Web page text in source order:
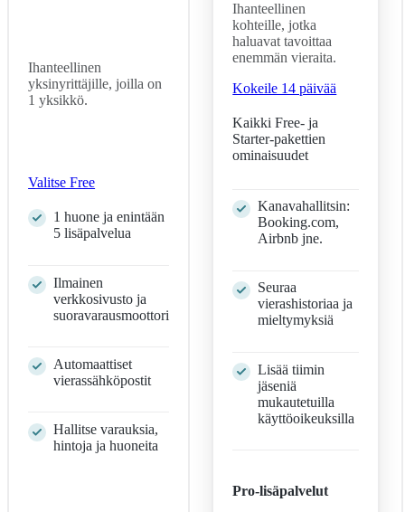
Ihanteellinen
yksinyrittäjille, joilla on
1 yksikkö.
Valitse Free
1 huone ja enintään
5 lisäpalvelua
Ilmainen
verkkosivusto ja
suoravarausmoottori
Automaattiset
vierassähköpostit
Hallitse varauksia,
hintoja ja huoneita
Ihanteellinen
kohteille, jotka
haluavat tavoittaa
enemmän vieraita.
Kokeile 14 päivää
Kaikki Free- ja
Starter-pakettien
ominaisuudet
Kanavahallitsin:
Booking.com,
Airbnb jne.
Seuraa
vierashistoriaa ja
mieltymyksiä
Lisää tiimin
jäseniä
mukautetuilla
käyttöoikeuksilla
Pro-lisäpalvelut